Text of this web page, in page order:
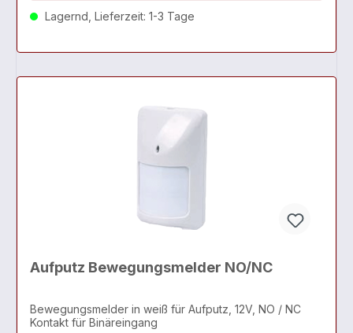
Lagernd, Lieferzeit: 1-3 Tage
Aufputz Bewegungsmelder NO/NC
Bewegungsmelder in weiß für Aufputz, 12V, NO / NC
Kontakt für Binäreingang